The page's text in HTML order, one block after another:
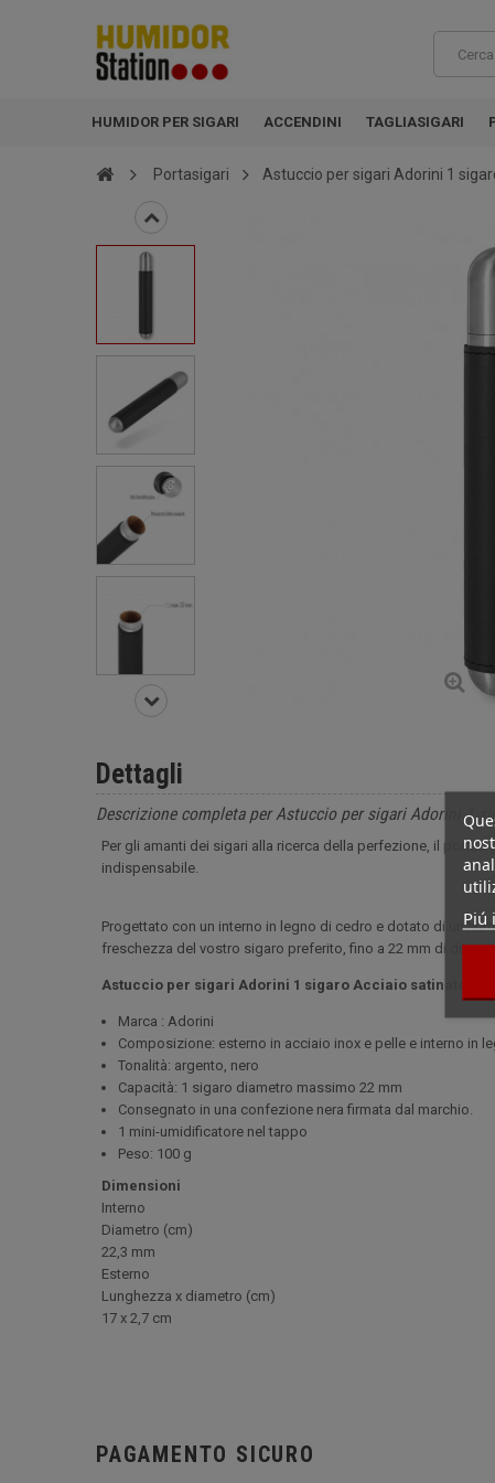
HUMIDOR PER SIGARI ACCENDINI TAGLIASIGARI
Piú
Portasigari Astuccio per sigari Adorini 1
Dettagli
Descrizione completa per Astuccio per sigari Adorini 1
Per gli amanti dei sigari alla ricerca della perfezione, il
indispensabile.
Progettato con un interno in legno di cedro e dotato di un
freschezza del vostro sigaro preferito, fino a 22 mm di
Astuccio per sigari Adorini 1 sigaro Acciaio satinato e
Marca : Adorini
Composizione: esterno in acciaio inox e pelle e interno in
Tonalità: argento, nero
Capacità: 1 sigaro diametro massimo 22 mm
Consegnato in una confezione nera firmata dal marchio.
1 mini-umidificatore nel tappo
Peso: 100 g
Dimensioni
Interno
Diametro (cm)
22,3 mm
Esterno
Lunghezza x diametro (cm)
17 x 2,7 cm
PAGAMENTO SICURO